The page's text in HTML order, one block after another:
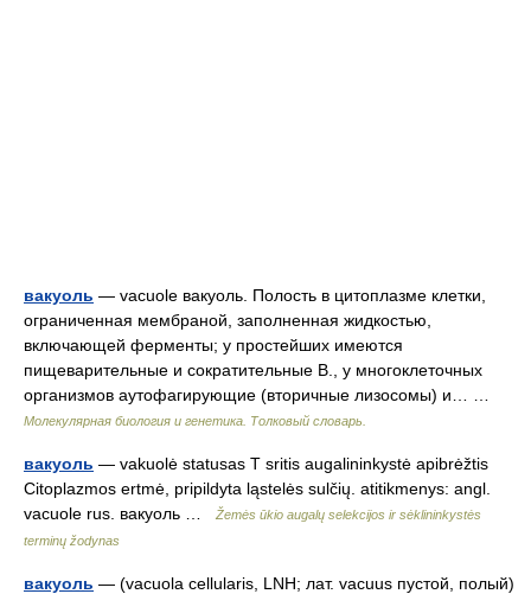
вакуоль — vacuole вакуоль. Полость в цитоплазме клетки,
ограниченная мембраной, заполненная жидкостью,
включающей ферменты; у простейших имеются
пищеварительные и сократительные В., у многоклеточных
организмов аутофагирующие (вторичные лизосомы) и… …
Молекулярная биология и генетика. Толковый словарь.
вакуоль — vakuolė statusas T sritis augalininkystė apibrėžtis
Citoplazmos ertmė, pripildyta ląstelės sulčių. atitikmenys: angl.
vacuole rus. вакуоль …
Žemės ūkio augalų selekcijos ir sėklininkystės
terminų žodynas
вакуоль — (vacuola cellularis, LNH; лат. vacuus пустой, полый)